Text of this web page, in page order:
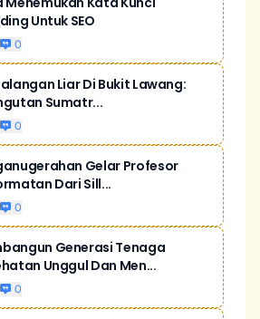
Untuk SEO
0
Liar Di Bukit Lawang:
Sumatr...
0
Gelar Profesor
Dari Sill...
0
Generasi Tenaga
Unggul Dan Men...
0